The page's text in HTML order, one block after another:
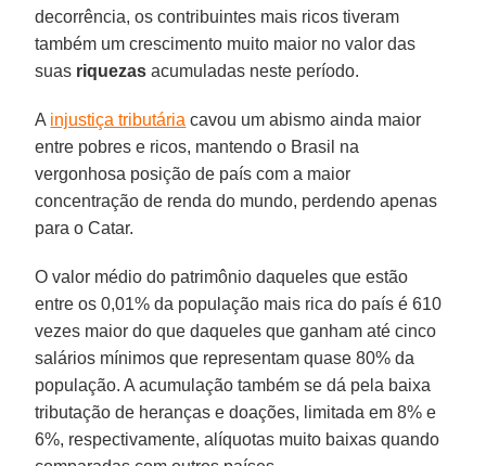
decorrência, os contribuintes mais ricos tiveram
também um crescimento muito maior no valor das
suas riquezas acumuladas neste período.
A injustiça tributária cavou um abismo ainda maior
entre pobres e ricos, mantendo o Brasil na
vergonhosa posição de país com a maior
concentração de renda do mundo, perdendo apenas
para o Catar.
O valor médio do patrimônio daqueles que estão
entre os 0,01% da população mais rica do país é 610
vezes maior do que daqueles que ganham até cinco
salários mínimos que representam quase 80% da
população. A acumulação também se dá pela baixa
tributação de heranças e doações, limitada em 8% e
6%, respectivamente, alíquotas muito baixas quando